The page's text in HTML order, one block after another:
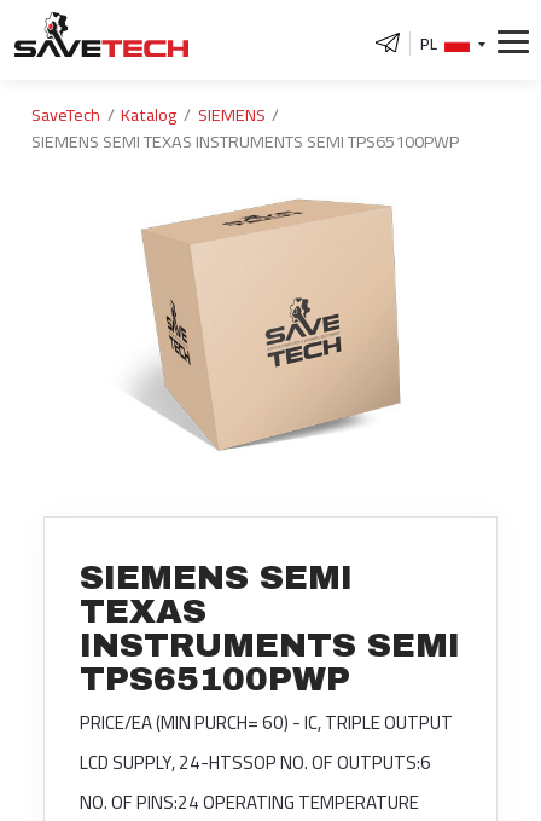
PL
SaveTech Katalog
SIEMENS
SIEMENS SEMI TEXAS INSTRUMENTS SEMI TPS65100PWP
SIEMENS SEMI
TEXAS
INSTRUMENTS SEMI
TPS65100PWP
PRICE/EA (MIN PURCH= 60) - IC, TRIPLE OUTPUT
LCD SUPPLY, 24-HTSSOP NO. OF OUTPUTS:6
NO. OF PINS:24 OPERATING TEMPERATURE